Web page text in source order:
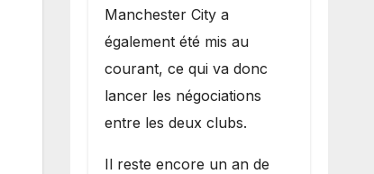
Manchester City a
également été mis au
courant, ce qui va donc
lancer les négociations
entre les deux clubs.
​Il reste encore un an de